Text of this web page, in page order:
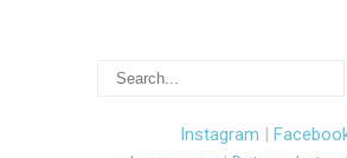
Instagram |